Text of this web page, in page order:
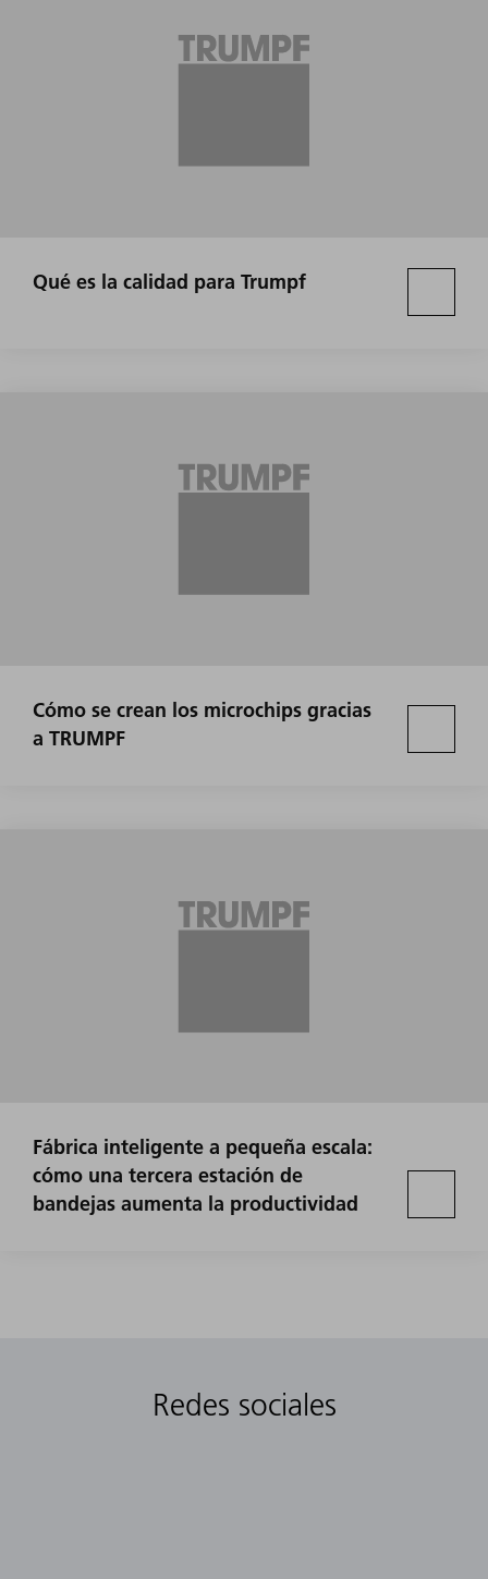
Qué es la calidad para Trumpf
Cómo se crean los microchips gracias
a TRUMPF
Fábrica inteligente a pequeña escala:
cómo una tercera estación de
bandejas aumenta la productividad
Redes sociales